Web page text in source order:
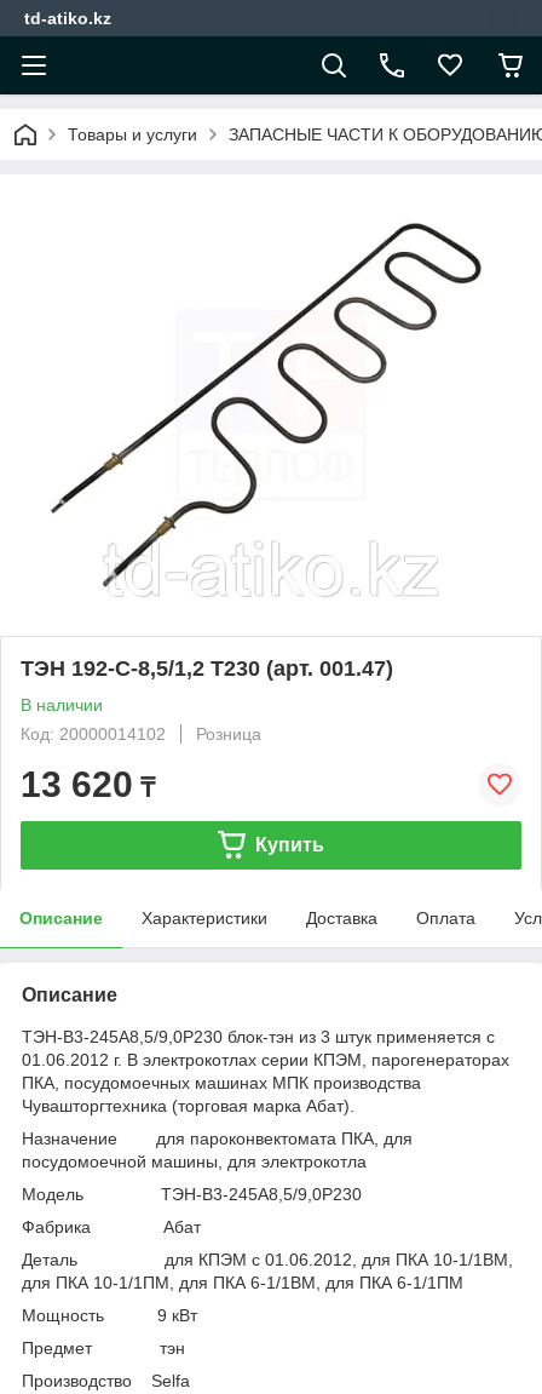
td-atiko.kz
Товары и услуги ЗАПАСНЫЕ ЧАСТИ К
ТЭН 192-С-8,5/1,2 Т230 (арт. 001.47)
В наличии
Код: 20000014102
Розница
13 620 ₸
Купить
Описание Характеристики Доставка Оплата
Описание
ТЭН-В3-245А8,5/9,0Р230 блок-тэн из 3 штук применяется с
01.06.2012 г. В электрокотлах серии КПЭМ, парогенераторах
ПКА, посудомоечных машинах МПК производства
Чувашторгтехника (торговая марка Абат).
Назначение для пароконвектомата ПКА, для
посудомоечной машины, для электрокотла
Модель ТЭН-В3-245А8,5/9,0Р230
Фабрика Абат
Деталь для КПЭМ с 01.06.2012, для ПКА 10-1/1ВМ,
для ПКА 10-1/1ПМ, для ПКА 6-1/1ВМ, для ПКА 6-1/1ПМ
Мощность 9 кВт
Предмет тэн
Производство Selfa